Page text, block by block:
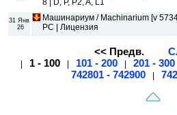
8 | D, P, P2, A, L1
31 Янв
26
Машинариум / Machinarium [v
PC | Лицензия
<< Предв.
| 1 - 100 | 101 - 200 | 201 - 300
742801 - 742900 |